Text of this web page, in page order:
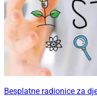
Besplatne radionice za